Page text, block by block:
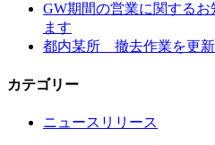
ョ
GW期間の営業に関するお
ます
都内某所 撤去作業を更新
カテゴリー
ニュースリリース